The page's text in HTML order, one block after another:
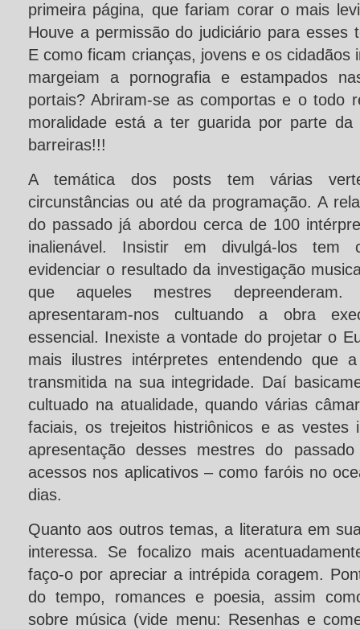
primeira página, que fariam corar o mais
Houve a permissão do judiciário para esses
E como ficam crianças, jovens e os cidadãos
margeiam a pornografia e estampados
portais? Abriram-se as comportas e o todo
moralidade está a ter guarida por parte da
barreiras!!!
A temática dos posts tem várias
circunstâncias ou até da programação. A
do passado já abordou cerca de 100
inalienável. Insistir em divulgá-los tem
evidenciar o resultado da investigação
que aqueles mestres
apresentaram-nos cultuando a obra
essencial. Inexiste a vontade do projetar o
mais ilustres intérpretes entendendo que
transmitida na sua integridade. Daí
cultuado na atualidade, quando várias
faciais, os trejeitos histriônicos e as vestes
apresentação desses mestres do
acessos nos aplicativos – como faróis no
dias.
Quanto aos outros temas, a literatura em
interessa. Se focalizo mais
faço-o por apreciar a intrépida coragem.
do tempo, romances e poesia, assim
sobre música (vide menu: Resenhas e